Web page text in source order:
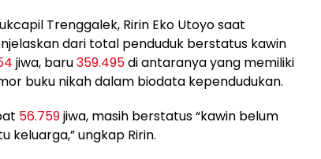
Trenggalek, Ririn Eko Utoyo saat
dari total penduduk berstatus kawin
jiwa, baru359.495di antaranya yang memiliki
buku nikah dalam biodata kependudukan.
56.759jiwa, masih berstatus “kawin belum
keluarga,” ungkap Ririn.